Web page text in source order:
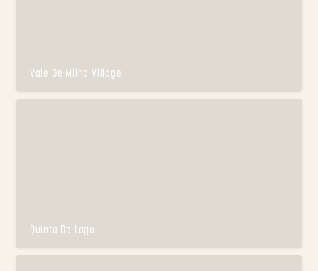
Vale De Milho Village
Quinta Do Lago